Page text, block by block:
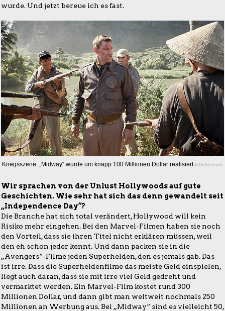
wurde. Und jetzt bereue ich es fast.
Kriegsszene: „Midway“ wurde um knapp 100 Millionen Dollar realisiert © Universum
Wir sprachen von der Unlust Hollywoods auf gute
Geschichten. Wie sehr hat sich das denn gewandelt seit
„Independence Day“?
Die Branche hat sich total verändert, Hollywood will kein
Risiko mehr eingehen. Bei den Marvel-Filmen haben sie noch
den Vorteil, dass sie ihren Titel nicht erklären müssen, weil
den eh schon jeder kennt. Und dann packen sie in die
„Avengers“-Filme jeden Superhelden, den es jemals gab. Das
ist irre. Dass die Superheldenfilme das meiste Geld einspielen,
liegt auch daran, dass sie mit irre viel Geld gedreht und
vermarktet werden. Ein Marvel-Film kostet rund 300
Millionen Dollar, und dann gibt man weltweit nochmals 250
Millionen an Werbung aus. Bei „Midway“ sind es vielleicht 50,